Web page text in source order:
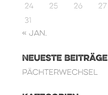
24
25 26 27
31
« Jan.
Neueste Beiträge
Pächterwechsel